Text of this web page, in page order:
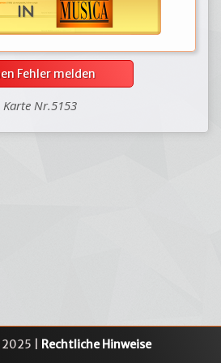
Fehler melden
Karte Nr.5153
| Rechtliche Hinweise